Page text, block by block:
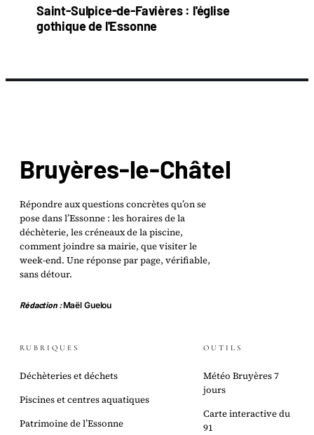
Saint-Sulpice-de-Favières : l'église
gothique de l'Essonne
Bruyères-le-Châtel
Répondre aux questions concrètes qu’on se
pose dans l’Essonne : les horaires de la
déchèterie, les créneaux de la piscine,
comment joindre sa mairie, que visiter le
week-end. Une réponse par page, vérifiable,
sans détour.
Rédaction :Maël Guelou
RUBRIQUES
Déchèteries et déchets
Piscines et centres aquatiques
Patrimoine de l’Essonne
OUTILS
Météo Bruyères 7
jours
Carte interactive du
91